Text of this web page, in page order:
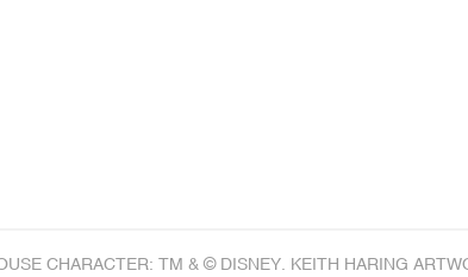
CHARACTER: TM & © DISNEY. KEITH HARING